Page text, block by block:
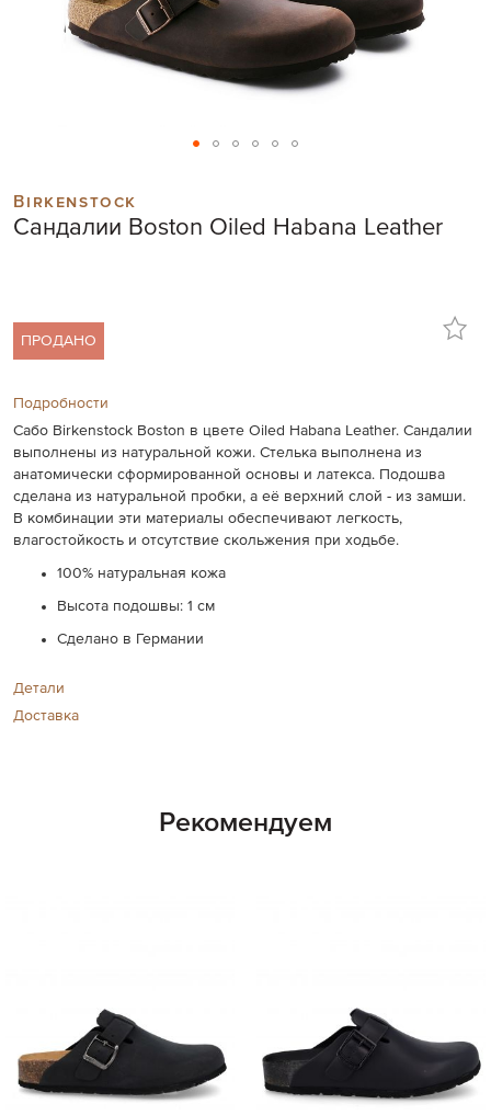
to
beginning
gallery
Birkenstock
Сандалии Boston Oiled Habana Leather
ПРОДАНО
Подробности
Сабо Birkenstock Boston в цвете Oiled Habana Leather. Сандалии
выполнены из натуральной кожи. Стелька выполнена из
анатомически сформированной основы и латекса. Подошва
сделана из натуральной пробки, а её верхний слой - из замши.
В комбинации эти материалы обеспечивают легкость,
влагостойкость и отсутствие скольжения при ходьбе.
100% натуральная кожа
Высота подошвы: 1 см
Сделано в Германии
Детали
Доставка
Рекомендуем